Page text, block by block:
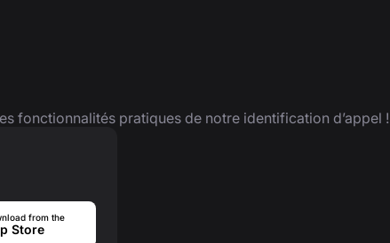
fonctionnalités pratiques de notre identification d’appel !
from the
Store